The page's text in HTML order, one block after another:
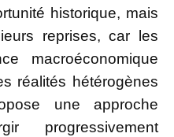
historique, mais
reprises, car les
macroéconomique
réalités hétérogènes
une approche
progressivement